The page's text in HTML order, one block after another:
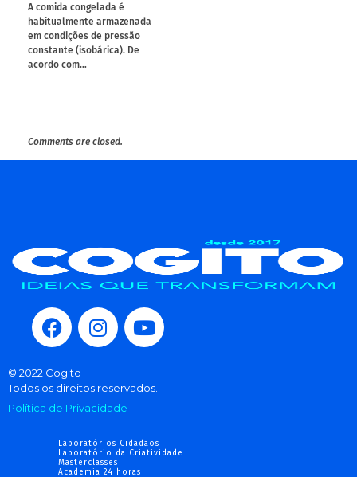
A comida congelada é
habitualmente armazenada
em condições de pressão
constante (isobárica). De
acordo com…
Comments are closed.
© 2022 Cogito
Todos os direitos reservados.
Política de Privacidade
Laboratórios Cidadãos
Laboratório da Criatividade
Masterclasses
Academia 24 horas